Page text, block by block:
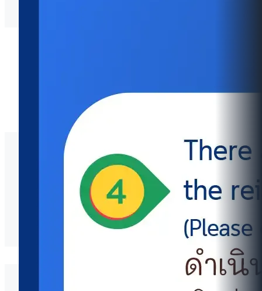
O22 รายงานผลการดำเนินการตามแผนบริหารจัดการ
ความเสี่ยงการทุจริตปี 2568
รายงานผลการดำเนินการตามแผนบริหารจัดการ
ความเสี่ยงการทุจริตปี 2568
วิทยาลัยนานาชาติ มหาวิทยาลัยมหิดล